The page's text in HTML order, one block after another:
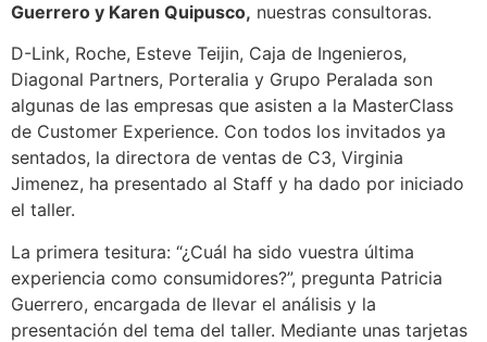
Guerrero y Karen Quipusco, nuestras consultoras.
D-Link, Roche, Esteve Teijin, Caja de Ingenieros,
Diagonal Partners, Porteralia y Grupo Peralada son
algunas de las empresas que asisten a la MasterClass
de Customer Experience. Con todos los invitados ya
sentados, la directora de ventas de C3, Virginia
Jimenez, ha presentado al Staff y ha dado por iniciado
el taller.
La primera tesitura: “¿Cuál ha sido vuestra última
experiencia como consumidores?”, pregunta Patricia
Guerrero, encargada de llevar el análisis y la
presentación del tema del taller. Mediante unas tarjetas